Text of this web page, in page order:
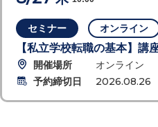
セミナー オンライン
【私立学校転職の基本】
開催場所
オンライン
予約締切日
2026.08.26